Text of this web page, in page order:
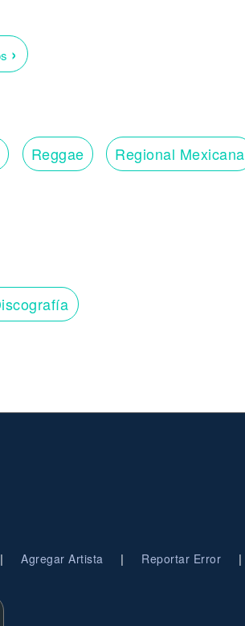
›
Reggae Regional Mexicana
| Agregar Artista | Reportar Error |